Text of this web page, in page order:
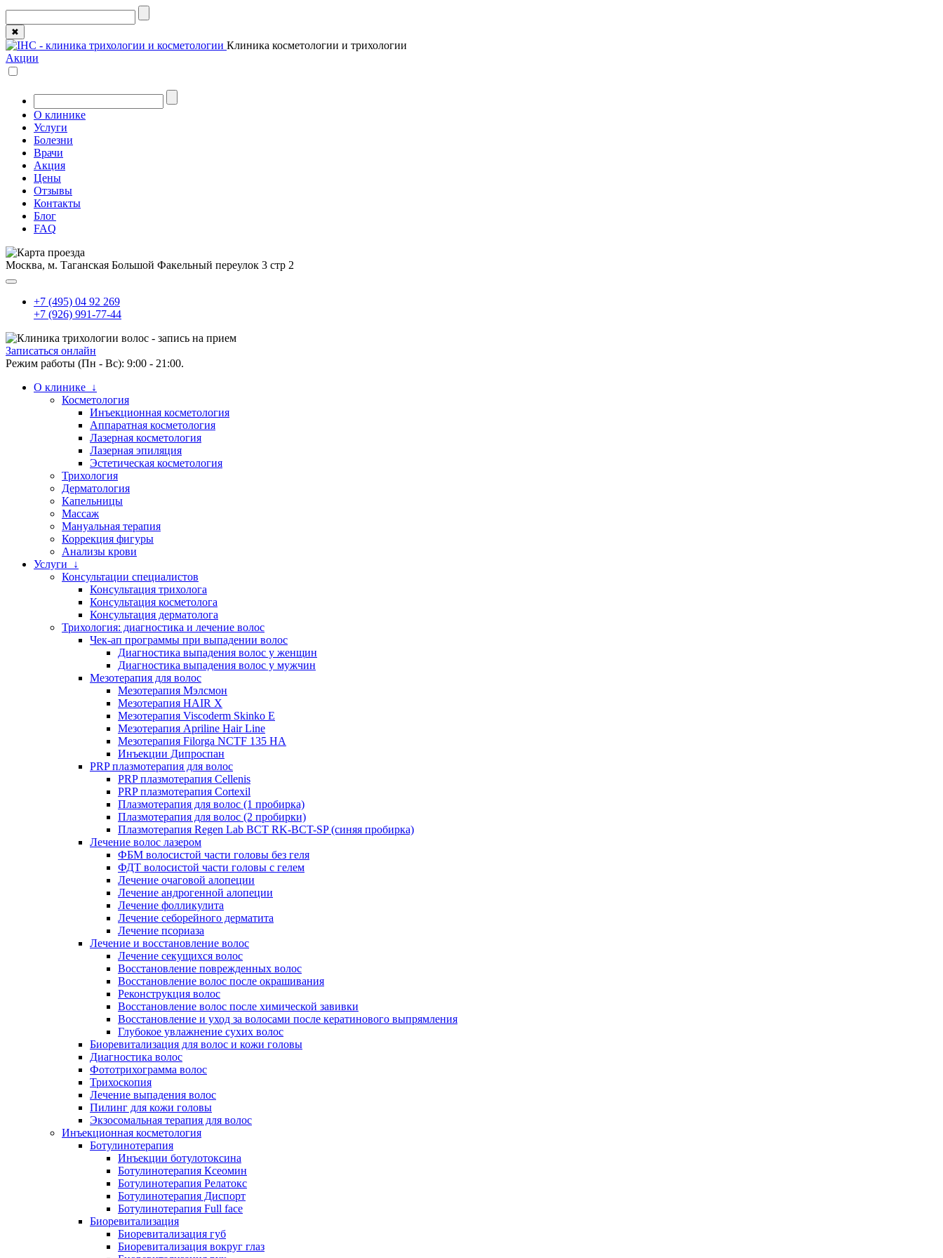
✖
Клиника косметологии и трихологии
Акции
О клинике
Услуги
Болезни
Врачи
Акция
Цены
Отзывы
Контакты
Блог
FAQ
Москва, м. Таганская Большой Факельный переулок 3 стр 2
+7 (495) 04 92 269
+7 (926) 991-77-44
Записаться онлайн
Режим работы (Пн - Вс): 9:00 - 21:00.
О клинике ↓
Косметология
Инъекционная косметология
Аппаратная косметология
Лазерная косметология
Лазерная эпиляция
Эстетическая косметология
Трихология
Дерматология
Капельницы
Массаж
Мануальная терапия
Коррекция фигуры
Анализы крови
Услуги ↓
Консультации специалистов
Консультация трихолога
Консультация косметолога
Консультация дерматолога
Трихология: диагностика и лечение волос
Чек-ап программы при выпадении волос
Диагностика выпадения волос у женщин
Диагностика выпадения волос у мужчин
Мезотерапия для волос
Мезотерапия Мэлсмон
Мезотерапия HAIR X
Мезотерапия Viscoderm Skinko E
Мезотерапия Apriline Hair Line
Мезотерапия Filorga NCTF 135 HA
Инъекции Дипроспан
PRP плазмотерапия для волос
PRP плазмотерапия Cellenis
PRP плазмотерапия Cortexil
Плазмотерапия для волос (1 пробирка)
Плазмотерапия для волос (2 пробирки)
Плазмотерапия Regen Lab BCT RK-BCT-SP (синяя пробирка)
Лечение волос лазером
ФБМ волосистой части головы без геля
ФДТ волосистой части головы с гелем
Лечение очаговой алопеции
Лечение андрогенной алопеции
Лечение фолликулита
Лечение себорейного дерматита
Лечение псориаза
Лечение и восстановление волос
Лечение секущихся волос
Восстановление поврежденных волос
Восстановление волос после окрашивания
Реконструкция волос
Восстановление волос после химической завивки
Восстановление и уход за волосами после кератинового выпрямления
Глубокое увлажнение сухих волос
Биоревитализация для волос и кожи головы
Диагностика волос
Фототрихограмма волос
Трихоскопия
Лечение выпадения волос
Пилинг для кожи головы
Экзосомальная терапия для волос
Инъекционная косметология
Ботулинотерапия
Инъекции ботулотоксина
Ботулинотерапия Ксеомин
Ботулинотерапия Релатокс
Ботулинотерапия Диспорт
Ботулинотерапия Full face
Биоревитализация
Биоревитализация губ
Биоревитализация вокруг глаз